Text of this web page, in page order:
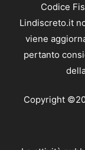
Codice
Lindiscreto.it
viene
pertanto
Copyright